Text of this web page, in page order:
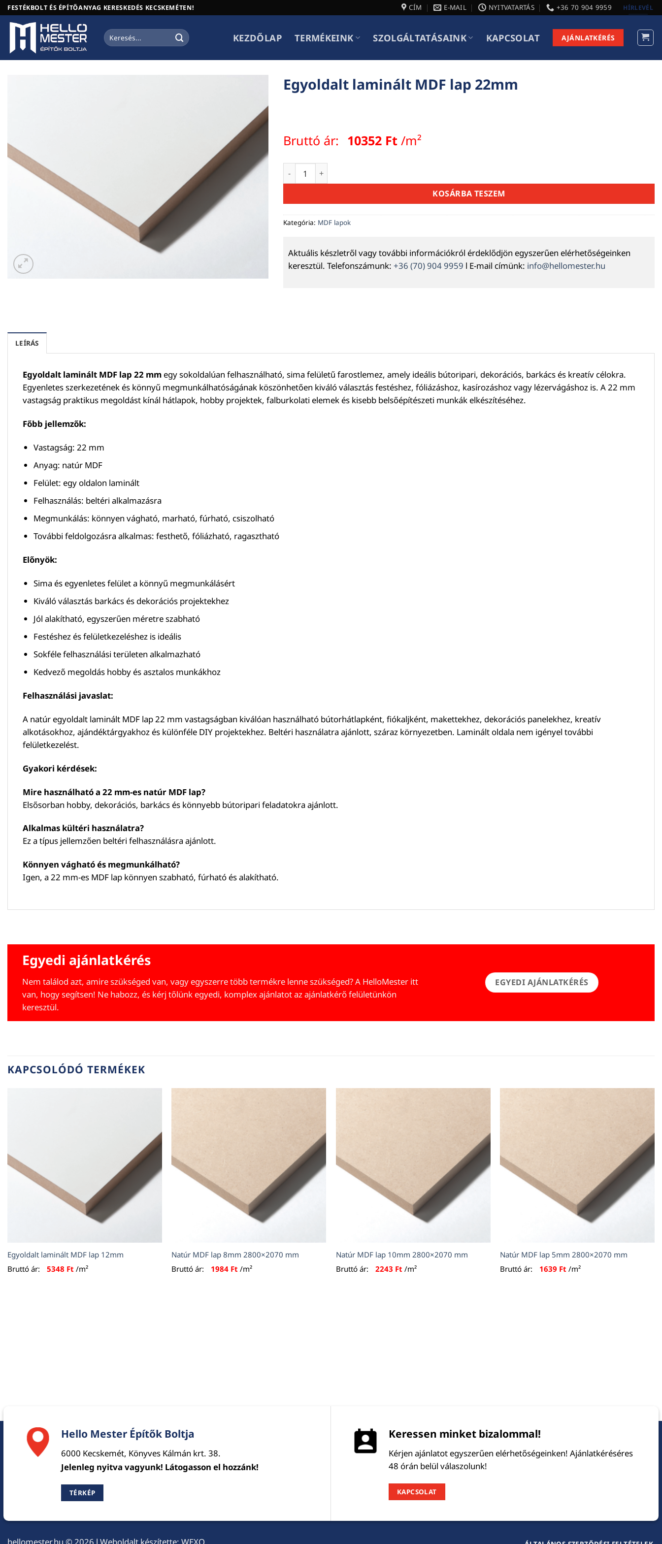
Skip
to
content
FESTÉKBOLT ÉS ÉPÍTŐANYAG KERESKEDÉS KECSKEMÉTEN! CÍM E-MAIL NYITVATARTÁS +36 70 904 9959 HÍRLEVÉL
Keresés
a
KEZDŐLAP TERMÉKEINK SZOLGÁLTATÁSAINK KAPCSOLAT AJÁNLATKÉRÉS
Egyoldalt laminált MDF lap 22mm
Bruttó ár: 10352 Ft /m²
Egyoldalt laminált MDF lap 22mm mennyiség
KOSÁRBA TESZEM
Kategória: MDF lapok
Aktuális készletről vagy további információkról érdeklődjön egyszerűen elérhetőségeinken
keresztül. Telefonszámunk: +36 (70) 904 9959 l E-mail címünk: info@hellomester.hu
LEÍRÁS
Egyoldalt laminált MDF lap 22 mm egy sokoldalúan felhasználható, sima felületű farostlemez, amely ideális bútoripari, dekorációs, barkács és kreatív célokra.
Egyenletes szerkezetének és könnyű megmunkálhatóságának köszönhetően kiváló választás festéshez, fóliázáshoz, kasírozáshoz vagy lézervágáshoz is. A 22 mm
vastagság praktikus megoldást kínál hátlapok, hobby projektek, falburkolati elemek és kisebb belsőépítészeti munkák elkészítéséhez.
Főbb jellemzők:
Vastagság: 22 mm
Anyag: natúr MDF
Felület: egy oldalon laminált
Felhasználás: beltéri alkalmazásra
Megmunkálás: könnyen vágható, marható, fúrható, csiszolható
További feldolgozásra alkalmas: festhető, fóliázható, ragasztható
Előnyök:
Sima és egyenletes felület a könnyű megmunkálásért
Kiváló választás barkács és dekorációs projektekhez
Jól alakítható, egyszerűen méretre szabható
Festéshez és felületkezeléshez is ideális
Sokféle felhasználási területen alkalmazható
Kedvező megoldás hobby és asztalos munkákhoz
Felhasználási javaslat:
A natúr egyoldalt laminált MDF lap 22 mm vastagságban kiválóan használható bútorhátlapként, fiókaljként, makettekhez, dekorációs panelekhez, kreatív
alkotásokhoz, ajándéktárgyakhoz és különféle DIY projektekhez. Beltéri használatra ajánlott, száraz környezetben. Laminált oldala nem igényel további
felületkezelést.
Gyakori kérdések:
Mire használható a 22 mm-es natúr MDF lap?
Elsősorban hobby, dekorációs, barkács és könnyebb bútoripari feladatokra ajánlott.
Alkalmas kültéri használatra?
Ez a típus jellemzően beltéri felhasználásra ajánlott.
Könnyen vágható és megmunkálható?
Igen, a 22 mm-es MDF lap könnyen szabható, fúrható és alakítható.
Egyedi ajánlatkérés
Nem találod azt, amire szükséged van, vagy egyszerre több termékre lenne szükséged? A HelloMester itt
van, hogy segítsen! Ne habozz, és kérj tőlünk egyedi, komplex ajánlatot az ajánlatkérő felületünkön
keresztül.
EGYEDI AJÁNLATKÉRÉS
KAPCSOLÓDÓ TERMÉKEK
Egyoldalt laminált MDF lap 12mm
Bruttó ár:
5348 Ft /m²
Natúr MDF lap 8mm 2800×2070 mm
Bruttó ár:
1984 Ft /m²
Natúr MDF lap 10mm 2800×2070 mm
Bruttó ár:
2243 Ft /m²
Natúr MDF lap 5mm 2800×2070 mm
Bruttó ár:
1639 Ft /m²
Hello Mester Építők Boltja
6000 Kecskemét, Könyves Kálmán krt. 38.
Jelenleg nyitva vagyunk! Látogasson el hozzánk!
TÉRKÉP
Keressen minket bizalommal!
Kérjen ajánlatot egyszerűen elérhetőségeinken! Ajánlatkéréséres
48 órán belül válaszolunk!
KAPCSOLAT